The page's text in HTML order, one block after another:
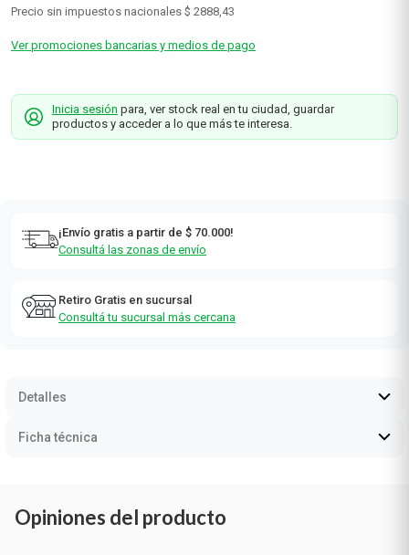
Precio sin impuestos nacionales $ 2888,43
Ver promociones bancarias y medios de pago
Inicia sesión para, ver stock real en tu ciudad, guardar
productos y acceder a lo que más te interesa.
¡Envío gratis a partir de $ 70.000!
Consultá las zonas de envío
Retiro Gratis en sucursal
Consultá tu sucursal más cercana
Detalles
Ficha técnica
Opiniones del producto